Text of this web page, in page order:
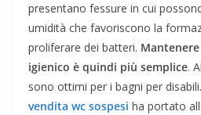
presentano fessure in cui
umidità che favoriscono la
proliferare dei batteri.
igienico è quindi più semplice.
sono ottimi per i bagni per
vendita wc sospesi ha portato